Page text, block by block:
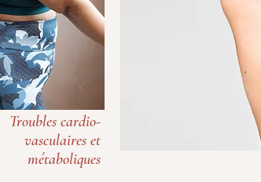
Troubles cardio-
vasculaires et
métaboliques